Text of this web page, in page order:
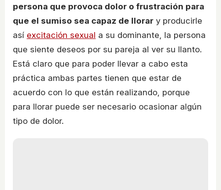
persona que provoca dolor o frustración para
que el sumiso sea capaz de llorar y producirle
así excitación sexual a su dominante, la persona
que siente deseos por su pareja al ver su llanto.
Está claro que para poder llevar a cabo esta
práctica ambas partes tienen que estar de
acuerdo con lo que están realizando, porque
para llorar puede ser necesario ocasionar algún
tipo de dolor.